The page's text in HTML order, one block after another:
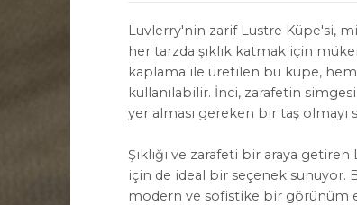
HAKKIMIZDA
Hakkımızda
Bize Ulaşın
Instagram
WhatsApp
Luvlerry'nin zarif Lustre Küpe'si,
her tarzda şıklık katmak için
kaplama ile üretilen bu küpe,
kullanılabilir. İnci, zarafetin
yer alması gereken bir taş olmayı
Şıklığı ve zarafeti bir araya
için de ideal bir seçenek
modern ve sofistike bir görünüm